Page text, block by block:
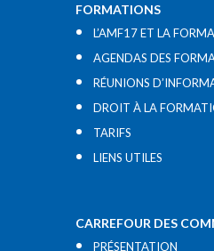
FORMATIONS
L’AMF17 ET LA
AGENDAS DES
RÉUNIONS
DROIT À LA
TARIFS
LIENS UTILES​
CARREFOUR DES
PRÉSENTATION